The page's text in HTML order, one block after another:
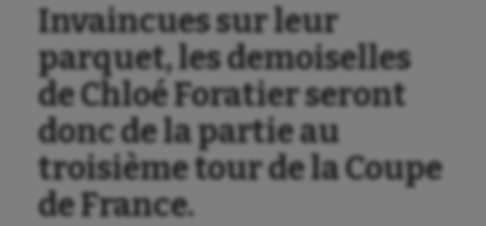
Invaincues sur leur
parquet, les demoiselles
de Chloé Foratier seront
donc de la partie au
troisième tour de la Coupe
de France.